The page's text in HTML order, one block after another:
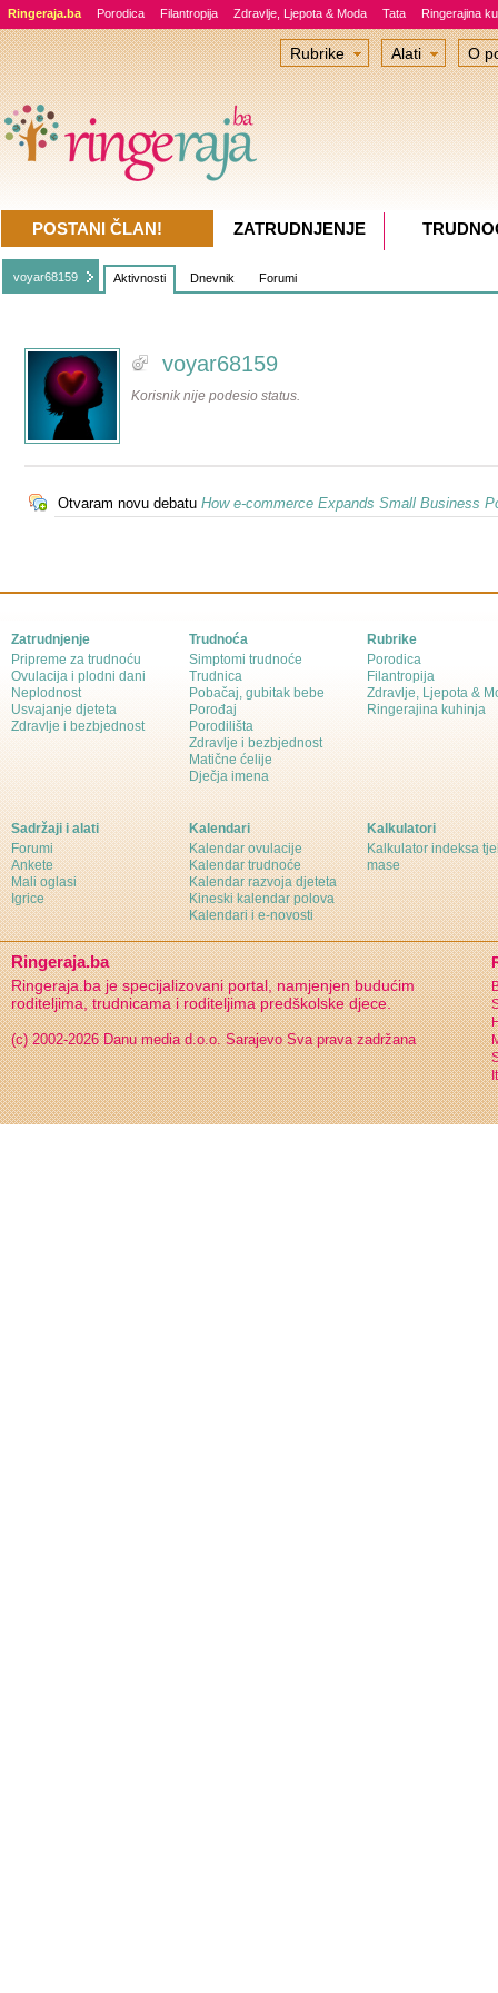
Ringeraja.ba Porodica Filantropija Zdravlje, Ljepota & Moda Tata Ringerajina
voyar68159 Aktivnosti Dnevnik Forumi
voyar68159
Korisnik nije podesio status.
Otvaram novu debatu How e-commerce Expands Small Business
Rubrike Alati O
POSTANI ČLAN! ZATRUDNJENJE
Zatrudnjenje
Pripreme za trudnoću
Ovulacija i plodni dani
Neplodnost
Usvajanje djeteta
Zdravlje i bezbjednost
Trudnoća
Simptomi trudnoće
Trudnica
Pobačaj, gubitak bebe
Porođaj
Porodilišta
Zdravlje i bezbjednost
Matične ćelije
Dječja imena
Rubrike
Porodica
Filantropija
Zdravlje, Ljepota &
Ringerajina kuhinja
Sadržaji i alati
Forumi
Ankete
Mali oglasi
Igrice
Kalendari
Kalendar ovulacije
Kalendar trudnoće
Kalendar razvoja djeteta
Kineski kalendar polova
Kalendari i e-novosti
Kalkulatori
Kalkulator indeksa
mase
Ringeraja.ba
Ringeraja.ba je specijalizovani portal, namjenjen budućim
roditeljima, trudnicama i roditeljima predškolske djece.
(c) 2002-2026 Danu media d.o.o. Sarajevo Sva prava zadržana